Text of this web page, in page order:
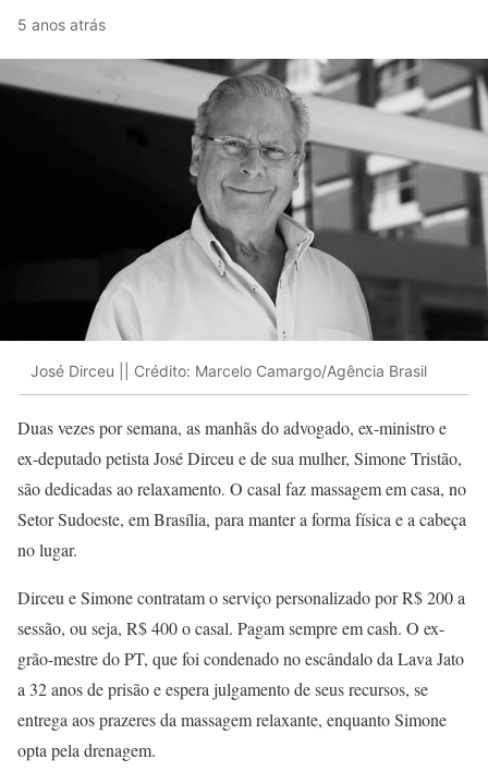
5 anos atrás
José Dirceu || Crédito: Marcelo Camargo/Agência Brasil
Duas vezes por semana, as manhãs do advogado, ex-ministro e
ex-deputado petista José Dirceu e de sua mulher, Simone Tristão,
são dedicadas ao relaxamento. O casal faz massagem em casa, no
Setor Sudoeste, em Brasília, para manter a forma física e a cabeça
no lugar.
Dirceu e Simone contratam o serviço personalizado por R$ 200 a
sessão, ou seja, R$ 400 o casal. Pagam sempre em cash. O ex-
grão-mestre do PT, que foi condenado no escândalo da Lava Jato
a 32 anos de prisão e espera julgamento de seus recursos, se
entrega aos prazeres da massagem relaxante, enquanto Simone
opta pela drenagem.